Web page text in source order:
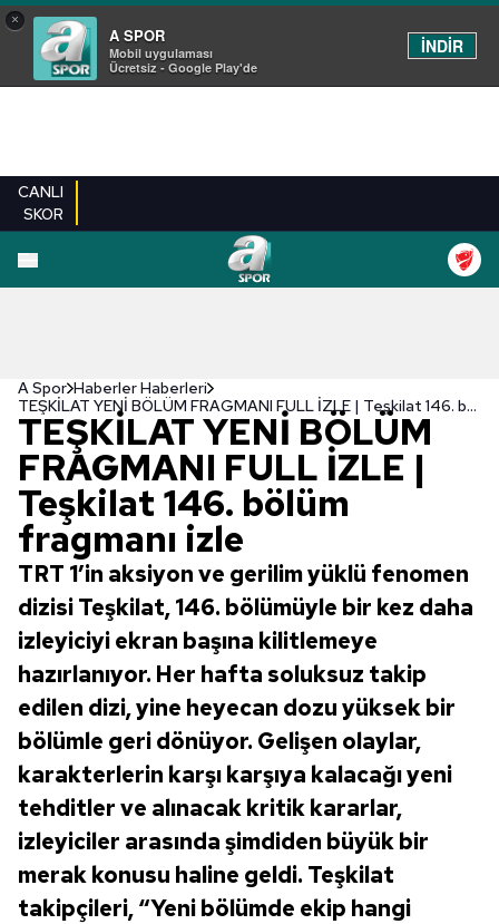
×
A SPOR
Mobil uygulaması
Ücretsiz - Google Play'de
İNDİR
CANLI
SKOR
A Spor Haberler Haberleri
TEŞKİLAT YENİ BÖLÜM FRAGMANI FULL İZLE | Teşkilat 146. bölüm fragmanı izle
TEŞKİLAT YENİ BÖLÜM
FRAGMANI FULL İZLE |
Teşkilat 146. bölüm
fragmanı izle
TRT 1’in aksiyon ve gerilim yüklü fenomen
dizisi Teşkilat, 146. bölümüyle bir kez daha
izleyiciyi ekran başına kilitlemeye
hazırlanıyor. Her hafta soluksuz takip
edilen dizi, yine heyecan dozu yüksek bir
bölümle geri dönüyor. Gelişen olaylar,
karakterlerin karşı karşıya kalacağı yeni
tehditler ve alınacak kritik kararlar,
izleyiciler arasında şimdiden büyük bir
merak konusu haline geldi. Teşkilat
takipçileri, “Yeni bölümde ekip hangi